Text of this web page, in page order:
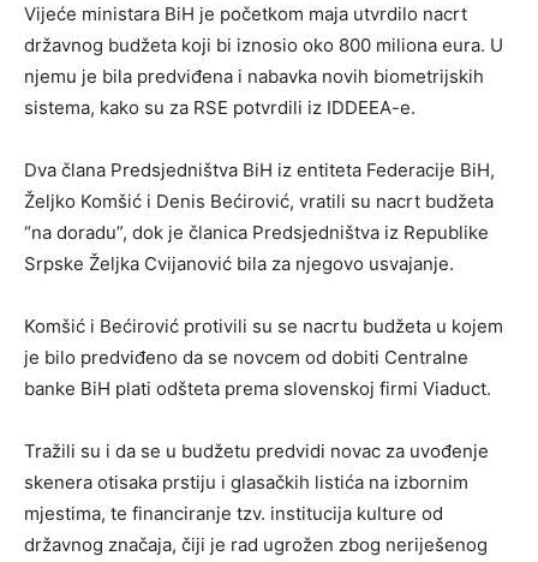
Vijeće ministara BiH je početkom maja utvrdilo nacrt
državnog budžeta koji bi iznosio oko 800 miliona eura. U
njemu je bila predviđena i nabavka novih biometrijskih
sistema, kako su za RSE potvrdili iz IDDEEA-e.
Dva člana Predsjedništva BiH iz entiteta Federacije BiH,
Željko Komšić i Denis Bećirović, vratili su nacrt budžeta
“na doradu”, dok je članica Predsjedništva iz Republike
Srpske Željka Cvijanović bila za njegovo usvajanje.
Komšić i Bećirović protivili su se nacrtu budžeta u kojem
je bilo predviđeno da se novcem od dobiti Centralne
banke BiH plati odšteta prema slovenskoj firmi Viaduct.
Tražili su i da se u budžetu predvidi novac za uvođenje
skenera otisaka prstiju i glasačkih listića na izbornim
mjestima, te financiranje tzv. institucija kulture od
državnog značaja, čiji je rad ugrožen zbog neriješenog